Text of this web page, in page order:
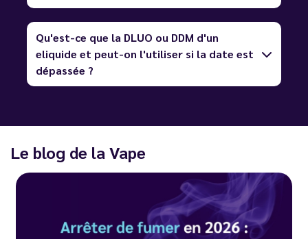
Qu'est-ce que la DLUO ou DDM d'un
eliquide et peut-on l'utiliser si la date est
dépassée ?
Le blog de la Vape